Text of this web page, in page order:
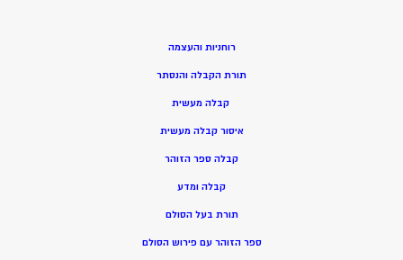
רוחניות והעצמה
תורת הקבלה והנסתר
קבלה מעשית
איסור קבלה מעשית
קבלה ספר הזוהר
קבלה ומדע
תורת בעל הסולם
ספר הזוהר עם פירוש הסולם